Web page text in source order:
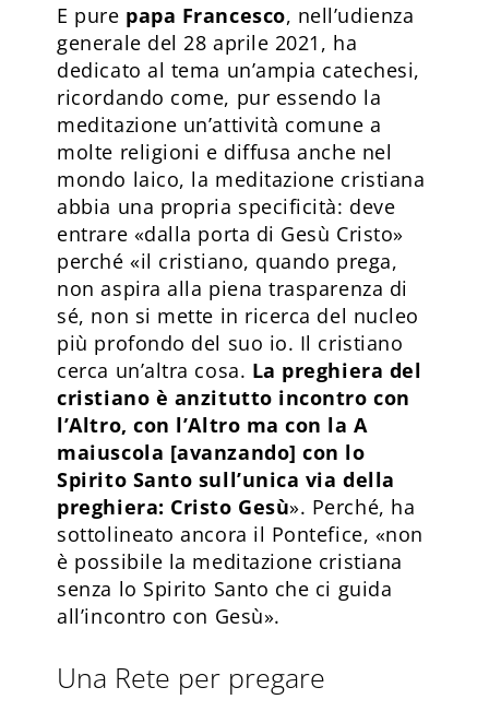
E pure papa Francesco, nell’udienza
generale del 28 aprile 2021, ha
dedicato al tema un’ampia catechesi,
ricordando come, pur essendo la
meditazione un’attività comune a
molte religioni e diffusa anche nel
mondo laico, la meditazione cristiana
abbia una propria specificità: deve
entrare «dalla porta di Gesù Cristo»
perché «il cristiano, quando prega,
non aspira alla piena trasparenza di
sé, non si mette in ricerca del nucleo
più profondo del suo io. Il cristiano
cerca un’altra cosa. La preghiera del
cristiano è anzitutto incontro con
l’Altro, con l’Altro ma con la A
maiuscola [avanzando] con lo
Spirito Santo sull’unica via della
preghiera: Cristo Gesù». Perché, ha
sottolineato ancora il Pontefice, «non
è possibile la meditazione cristiana
senza lo Spirito Santo che ci guida
all’incontro con Gesù».
Una Rete per pregare